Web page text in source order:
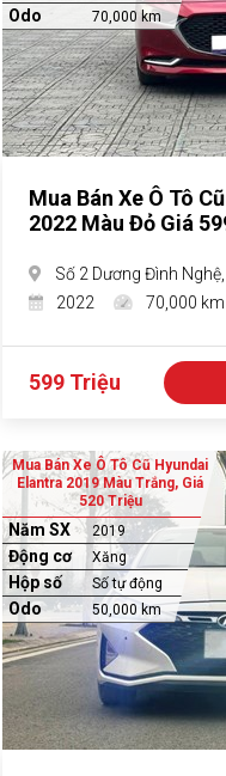
Odo 70,000 km
Mua Bán Xe Ô Tô
2022 Màu Đỏ Giá
Số 2 Dương Đình
2022
70,000 km
599 Triệu
Mua Bán Xe Ô Tô Cũ Hyundai
Elantra 2019 Màu Trắng, Giá
520 Triệu
Năm SX 2019
Động cơ Xăng
Hộp số Số tự động
Odo 50,000 km